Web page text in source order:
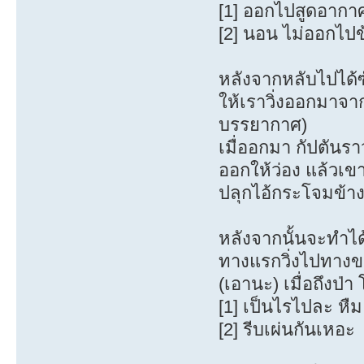
[1] ออกไปสูดอาก
[2] นอน ไม่ออกไป
หลังจากหลับไปไ
ให้เราวิ่งออกมาจ
บรรยากาศ)
เมื่ออกมา กัปตันร
ออกให้ว่อง แล้วเข
ปลุกไอ้กระโจมข้า
หลังจากนั้นจะทำไ
ทางแรกวิ่งไปทาง
(เอานะ) เมื่อถึงป่
[1] เป็นไรไปละ หืม
[2] รีบเผ่นกันเหอะ